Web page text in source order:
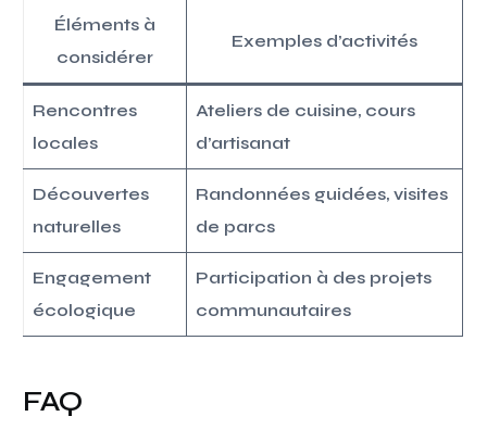
Éléments à
considérer
Exemples d’activités
Rencontres
locales
Ateliers de cuisine, cours
d’artisanat
Découvertes
naturelles
Randonnées guidées, visites
de parcs
Engagement
écologique
Participation à des projets
communautaires
FAQ